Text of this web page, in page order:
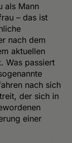
als Mann
– das ist
nach dem
aktuellen
Was passiert
nach sich
der sich in
einer